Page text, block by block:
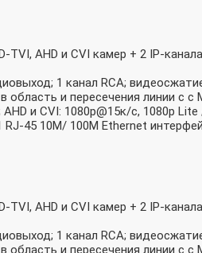
TVI, AHD и CVI камер + 2 IP-
1 канал RCA;
и пересечения линии c c
и CVI: 1080p@15к/с, 1080p
45 10M/ 100M Ethernet
TVI, AHD и CVI камер + 2 IP-
1 канал RCA;
и пересечения линии c c